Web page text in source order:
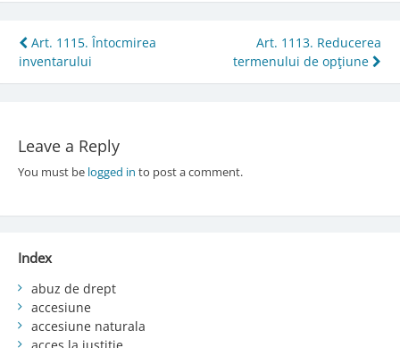
Post
navigation
Art. 1115. Întocmirea
inventarului
Art. 1113. Reducerea
termenului de opţiune
Leave a Reply
You must be logged in to post a comment.
Index
abuz de drept
accesiune
accesiune naturala